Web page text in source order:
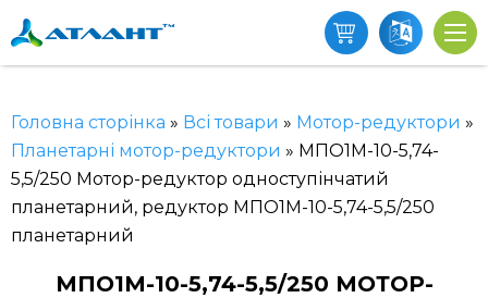
Головна сторінка » Всі товари » Мотор-редуктори »
Планетарні мотор-редуктори » МПО1М-10-5,74-
5,5/250 Мотор-редуктор одноступінчатий
планетарний, редуктор МПО1М-10-5,74-5,5/250
планетарний
МПО1М-10-5,74-5,5/250 МОТОР-